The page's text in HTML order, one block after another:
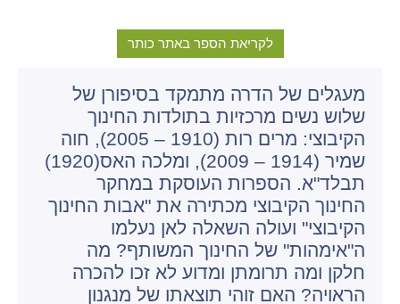
לקריאת הספר באתר כותר
מעגלים של הדרה מתמקד בסיפורן של
שלוש נשים מרכזיות בתולדות החינוך
הקיבוצי: מרים רות (1910 – 2005), חוה
שמיר (1914 – 2009), ומלכה האס(1920)
תבלד"א. הספרות העוסקת במחקר
החינוך הקיבוצי מכתירה את "אבות החינוך
הקיבוצי" ועולה השאלה לאן נעלמו
ה"אימהות" של החינוך המשותף? מה
חלקן ומה תרומתן ומדוע לא זכו להכרה
הראויה? האם זוהי תוצאתו של מנגנון